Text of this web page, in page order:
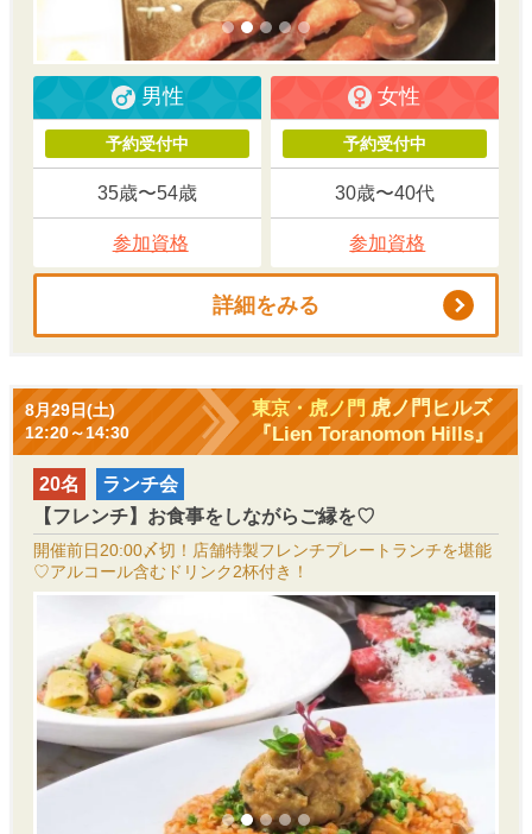
男性
予約受付中
35歳〜54歳
参加資格
女性
予約受付中
30歳〜40代
参加資格
詳細をみる
8月29日(土)
12:20～14:30
東京・虎ノ門虎ノ門ヒルズ
『Lien Toranomon Hills』
20名
ランチ会
【フレンチ】お食事をしながらご縁を♡
開催前日20:00〆切！店舗特製フレンチプレートランチを堪能
♡アルコール含むドリンク2杯付き！